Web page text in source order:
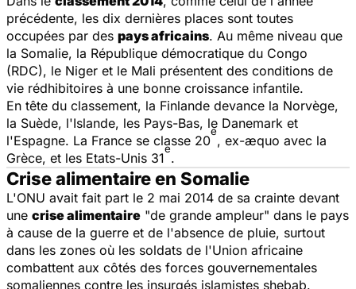
précédente, les dix dernières places sont toutes
occupées par des pays africains. Au même niveau que
la Somalie, la République démocratique du Congo
(RDC), le Niger et le Mali présentent des conditions de
vie rédhibitoires à une bonne croissance infantile.
En tête du classement, la Finlande devance la Norvège,
la Suède, l'Islande, les Pays-Bas, le Danemark et
l'Espagne. La France se classe 20
e
, ex-æquo avec la
Grèce, et les Etats-Unis 31
e
.
Crise alimentaire en Somalie
L'ONU avait fait part le 2 mai 2014 de sa crainte devant
une crise alimentaire "de grande ampleur" dans le pays
à cause de la guerre et de l'absence de pluie, surtout
dans les zones où les soldats de l'Union africaine
combattent aux côtés des forces gouvernementales
somaliennes contre les insurgés islamistes shebab.